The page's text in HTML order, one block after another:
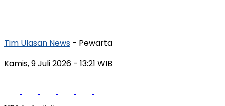
Tim Ulasan News - Pewarta
Kamis, 9 Juli 2026 - 13:21 WIB